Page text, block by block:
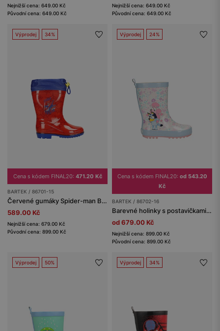
Nejnižší cena: 649.00 Kč
Původní cena: 649.00 Kč
Nejnižší cena: 649.00 Kč
Původní cena: 649.00 Kč
Výprodej 34%
Cena s kódem FINAL20: 471.20 Kč
BARTEK / 86701-15
Červené gumáky Spider-man BARTEK 86701-15
589.00 Kč
Nejnižší cena: 679.00 Kč
Původní cena: 899.00 Kč
Výprodej 24%
Cena s kódem FINAL20: od 543.20
Kč
BARTEK / 86702-16
Barevné holinky s postavičkami Bluey a Coco BARTEK 86702-16
od 679.00 Kč
Nejnižší cena: 899.00 Kč
Původní cena: 899.00 Kč
Výprodej 50% Výprodej 34%